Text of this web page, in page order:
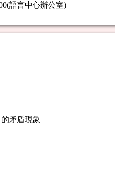
語言中心辦公室)
的矛盾現象